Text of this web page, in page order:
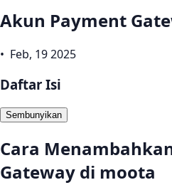
Akun Payment
• Feb, 19 2025
Daftar Isi
Sembunyikan
Cara
Gateway di moota